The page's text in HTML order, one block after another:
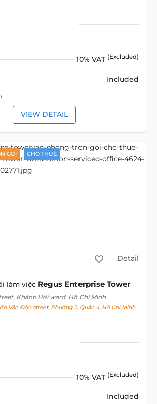
10% VAT (Excluded)
Included
VIEW DETAIL
GÓI CHO THUÊ
Detail
làm việc Regus Enterprise Tower
, Khánh Hội ward, Hồ Chí Minh
Vân Đòn street, Phường 2, Quận 4, Hồ Chí Minh
10% VAT (Excluded)
Included